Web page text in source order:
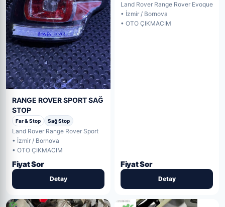
RANGE ROVER SPORT SAĞ
STOP
Far & Stop Sağ Stop
Land Rover Range Rover Sport
• İzmir / Bornova
• OTO ÇIKMACIM
Fiyat Sor
Detay
Land Rover Range Rover Evoque
• İzmir / Bornova
• OTO ÇIKMACIM
Fiyat Sor
Detay